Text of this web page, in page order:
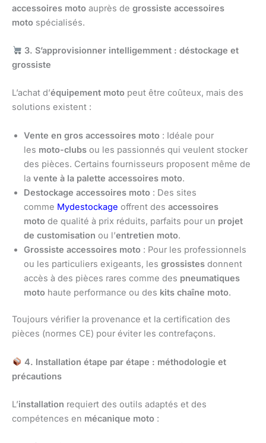
accessoires moto auprès de grossiste accessoires
moto spécialisés.
3. S’approvisionner intelligemment : déstockage et
grossiste
L’achat d’équipement moto peut être coûteux, mais des
solutions existent :
Vente en gros accessoires moto : Idéale pour
les moto-clubs ou les passionnés qui veulent stocker
des pièces. Certains fournisseurs proposent même de
la vente à la palette accessoires moto.
Destockage accessoires moto : Des sites
comme Mydestockage offrent des accessoires
moto de qualité à prix réduits, parfaits pour un projet
de customisation ou l’entretien moto.
Grossiste accessoires moto : Pour les professionnels
ou les particuliers exigeants, les grossistes donnent
accès à des pièces rares comme des pneumatiques
moto haute performance ou des kits chaîne moto.
Toujours vérifier la provenance et la certification des
pièces (normes CE) pour éviter les contrefaçons.
4. Installation étape par étape : méthodologie et
précautions
L’installation requiert des outils adaptés et des
compétences en mécanique moto :